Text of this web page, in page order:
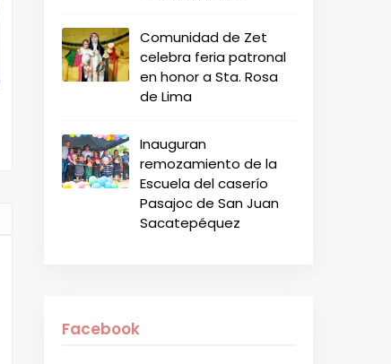
Comunidad de Zet
celebra feria patronal
en honor a Sta. Rosa
de Lima
Inauguran
remozamiento de la
Escuela del caserío
Pasajoc de San Juan
Sacatepéquez
Facebook